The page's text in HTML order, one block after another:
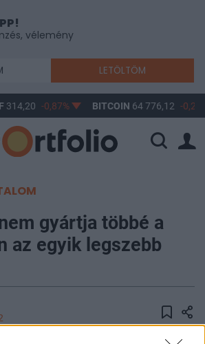
vélemény
LETÖLTÖM
314,20 -0,87% BITCOIN 64 776,12 -0,2%
gyártja többé a
az egyik legszebb